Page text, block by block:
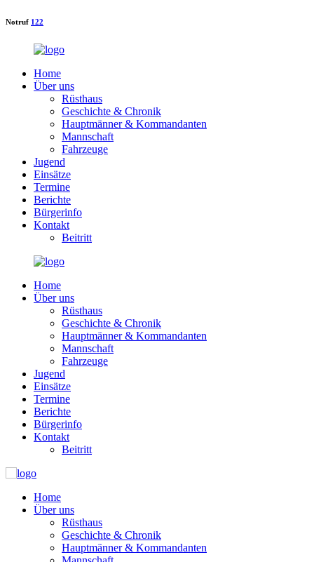
Notruf 122
Home
Über uns
Rüsthaus
Geschichte & Chronik
Hauptmänner & Kommandanten
Mannschaft
Fahrzeuge
Jugend
Einsätze
Termine
Berichte
Bürgerinfo
Kontakt
Beitritt
Home
Über uns
Rüsthaus
Geschichte & Chronik
Hauptmänner & Kommandanten
Mannschaft
Fahrzeuge
Jugend
Einsätze
Termine
Berichte
Bürgerinfo
Kontakt
Beitritt
Home
Über uns
Rüsthaus
Geschichte & Chronik
Hauptmänner & Kommandanten